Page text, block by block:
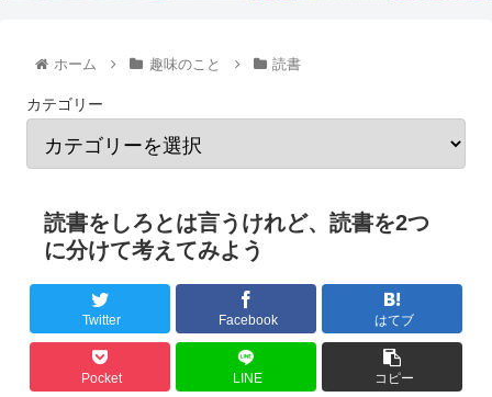
ホーム 趣味のこと 読書
カテゴリー
読書をしろとは言うけれど、読書を2つ
に分けて考えてみよう
Twitter Facebook はてブ
Pocket LINE コピー